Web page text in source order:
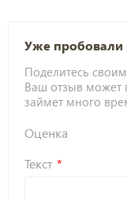
Уже пробовали
Поделитесь
Ваш отзыв может
займет много
Оценка
Текст